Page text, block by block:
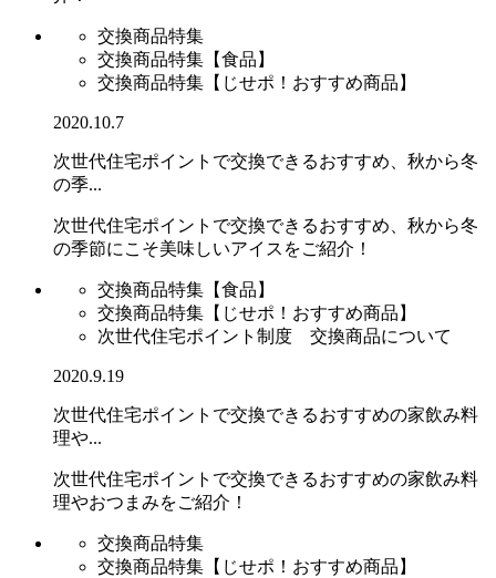
交換商品特集
交換商品特集【食品】
交換商品特集【じせポ！おすすめ商品】
2020.10.7
次世代住宅ポイントで交換できるおすすめ、秋から冬
の季...
次世代住宅ポイントで交換できるおすすめ、秋から冬
の季節にこそ美味しいアイスをご紹介！
交換商品特集【食品】
交換商品特集【じせポ！おすすめ商品】
次世代住宅ポイント制度 交換商品について
2020.9.19
次世代住宅ポイントで交換できるおすすめの家飲み料
理や...
次世代住宅ポイントで交換できるおすすめの家飲み料
理やおつまみをご紹介！
交換商品特集
交換商品特集【じせポ！おすすめ商品】